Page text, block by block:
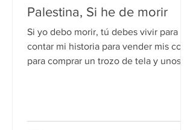
Palestina, Si he de morir
Si yo debo morir, tú debes vivir para
contar mi historia para vender mis cosas
para comprar un trozo de tela y unos